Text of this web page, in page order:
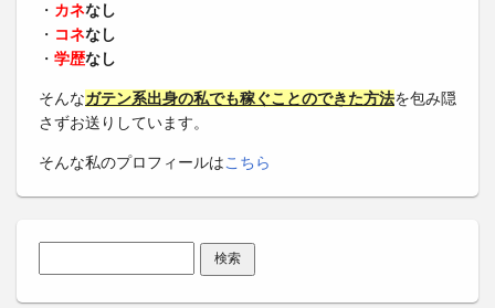
・ カネなし
・ コネなし
・ 学歴なし
そんなガテン系出身の私でも稼ぐことのできた方法を包み隠
さずお送りしています。
そんな私のプロフィールはこちら